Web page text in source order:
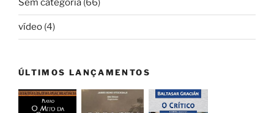
Sem categoria (66)
vídeo (4)
ÚLTIMOS LANÇAMENTOS